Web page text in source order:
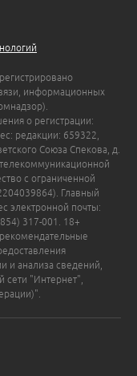
информационных
о регистрации:
редакции: 659322,
Союза Спекова, д.
с ограниченной
Главный
электронной почты:
317-001. 18+
и анализа сведений,
сети "Интернет",